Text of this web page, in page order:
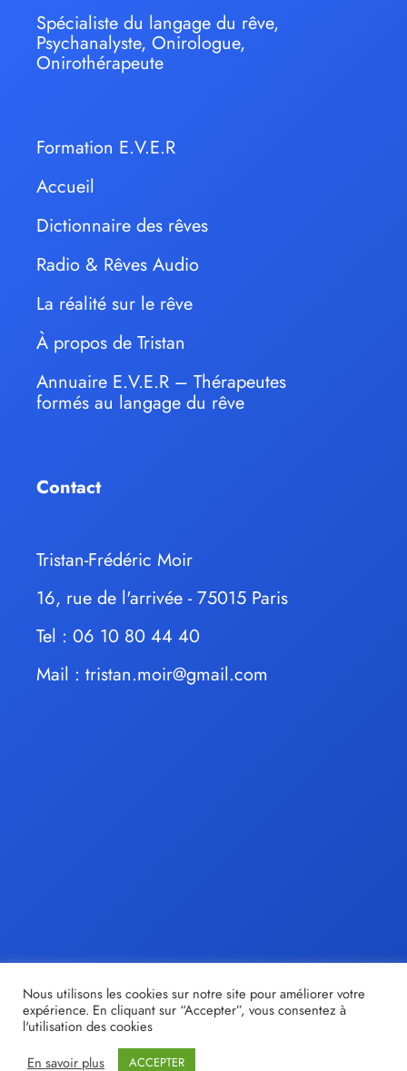
Spécialiste du langage du rêve,
Psychanalyste, Onirologue,
Onirothérapeute
Formation E.V.E.R
Accueil
Dictionnaire des rêves
Radio & Rêves Audio
La réalité sur le rêve
À propos de Tristan
Annuaire E.V.E.R – Thérapeutes
formés au langage du rêve
Contact
Tristan-Frédéric Moir
16, rue de l'arrivée - 75015 Paris
Tel : 06 10 80 44 40
Mail : tristan.moir@gmail.com
© tristan-moir.fr |Share out
Nous utilisons les cookies sur notre site pour améliorer votre
expérience. En cliquant sur “Accepter”, vous consentez à
l'utilisation des cookies
En savoir plus
ACCEPTER